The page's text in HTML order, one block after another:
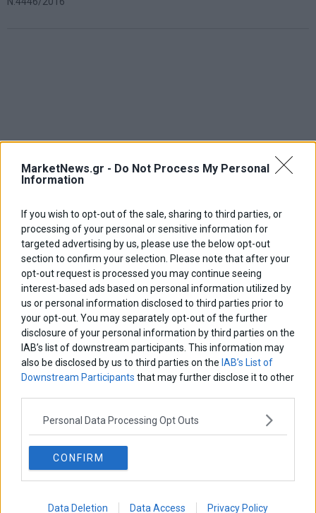
MarketNews.gr - Do Not Process My Personal
Information
If you wish to opt-out of the sale, sharing to third parties, or
processing of your personal or sensitive information for
targeted advertising by us, please use the below opt-out
section to confirm your selection. Please note that after your
opt-out request is processed you may continue seeing
interest-based ads based on personal information utilized by
us or personal information disclosed to third parties prior to
your opt-out. You may separately opt-out of the further
disclosure of your personal information by third parties on the
IAB’s list of downstream participants. This information may
also be disclosed by us to third parties on the IAB’s List of
Downstream Participants that may further disclose it to other
Personal Data Processing Opt Outs
CONFIRM
Data Deletion Data Access Privacy Policy
ΑΡΘΡΟΓΡΑΦΟΙ
Ελευθερία Κούρταλη
Οι «τιμωροί» των ομολόγων επέστρεψαν
Η αληθινή παιδεία ξεκινά από την ψυχή…
Σταματίνα Σταματάκου
Η βία κατά των ζώων δεν αντέχει βολικές ερμηνείες